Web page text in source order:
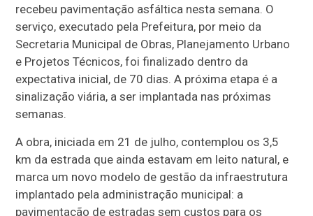
recebeu pavimentação asfáltica nesta semana. O
serviço, executado pela Prefeitura, por meio da
Secretaria Municipal de Obras, Planejamento Urbano
e Projetos Técnicos, foi finalizado dentro da
expectativa inicial, de 70 dias. A próxima etapa é a
sinalização viária, a ser implantada nas próximas
semanas.
A obra, iniciada em 21 de julho, contemplou os 3,5
km da estrada que ainda estavam em leito natural, e
marca um novo modelo de gestão da infraestrutura
implantado pela administração municipal: a
pavimentação de estradas sem custos para os